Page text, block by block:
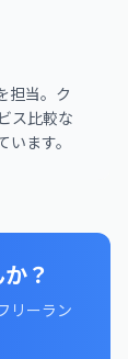
担当。ク
ス比較な
ます。
？
リーラン